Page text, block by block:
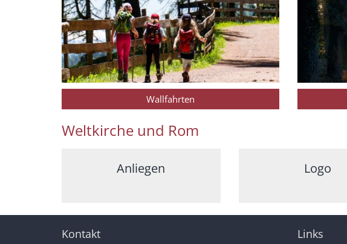
Wallfahrten
Weltkirche und Rom
Anliegen Logo
Kontakt Links